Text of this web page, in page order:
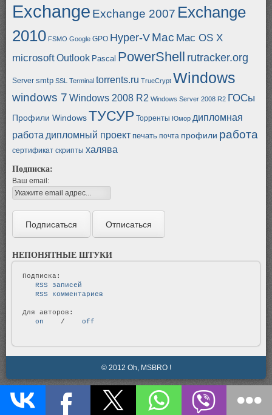
Exchange Exchange 2007 Exchange
2010 FSMO Google GPO Hyper-V Mac Mac OS X
microsoftOutlook Pascal PowerShell rutracker.org
Server smtp SSL Terminal torrents.ru TrueCrypt Windows
windows 7 Windows 2008 R2 Windows Server 2008 R2 ГОСы
Профили WindowsТУСУР Торренты Юмор дипломная
работа дипломный проект печать почта профили работа
сертификат скрипты халява
Подписка:
Ваш email:
НЕПОНЯТНЫЕ ШТУКИ
   RSS записей
   RSS комментариев
   on
/
   off
© 2012 Oh, MSBRO !